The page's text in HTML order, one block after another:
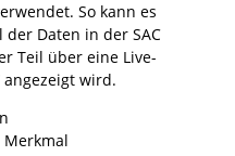
So kann es
der Daten in der SAC
Teil über eine Live-
wird.